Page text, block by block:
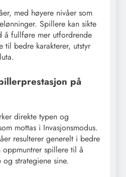
med høyere nivåer som
Spillere kan sikte
å fullføre mer utfordrende
til bedre karakterer, utstyr
på
direkte typen og
mottas i Invasjonsmodus.
resulterer generelt i bedre
spillere til å
strategiene sine.